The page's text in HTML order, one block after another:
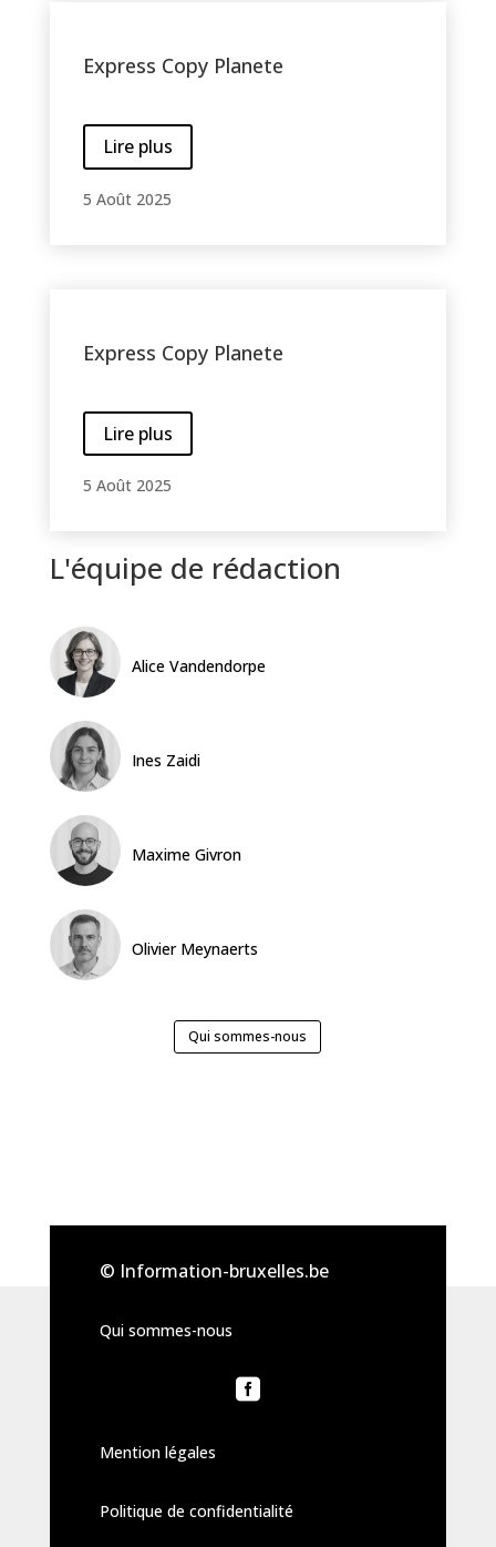
Express Copy Planete
Lire plus
5 Août 2025
Express Copy Planete
Lire plus
5 Août 2025
L'équipe de rédaction
Alice Vandendorpe
Ines Zaidi
Maxime Givron
Olivier Meynaerts
Qui sommes-nous
© Information-bruxelles.be
Qui sommes-nous

Mention légales
Politique de confidentialité